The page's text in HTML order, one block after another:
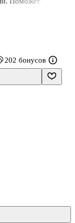
группы
202 бонусов